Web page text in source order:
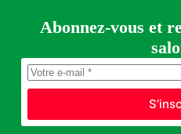
Abonnez-vous et